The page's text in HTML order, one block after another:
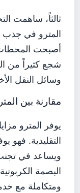
ثالثاً، ساهمت
المترو في
أصبحت المحطات
شجع كثيراً من
وسائل النقل
مقارنة بين
يوفر المترو
التقليدية. فهو
ويساعد في
البصمة
ومتكاملة مع